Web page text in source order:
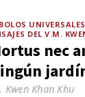
UNIVERSALES
DEL V.M.
nec
Kwen Khan Khu